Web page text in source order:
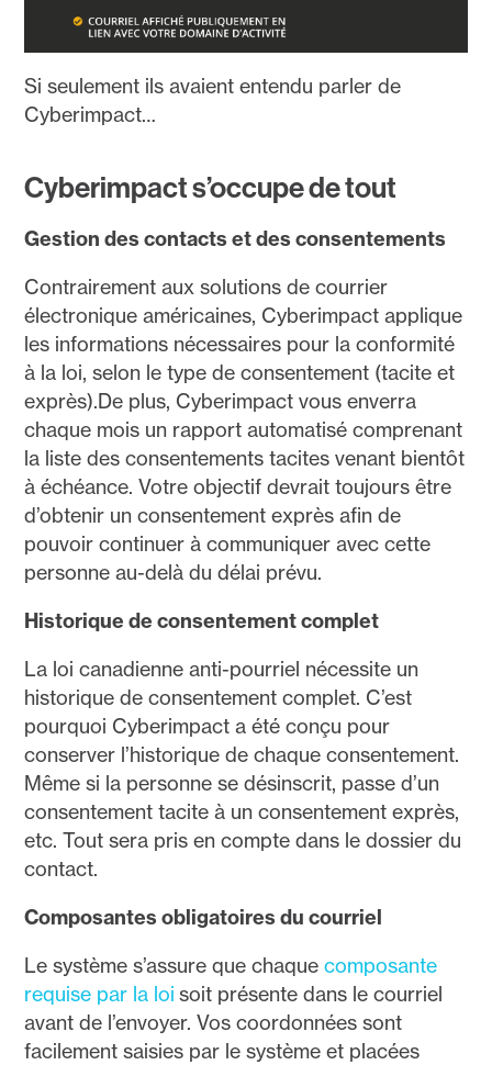
Si seulement ils avaient entendu parler de
Cyberimpact…
Cyberimpact s’occupe de tout
Gestion des contacts et des consentements
Contrairement aux solutions de courrier
électronique américaines, Cyberimpact applique
les informations nécessaires pour la conformité
à la loi, selon le type de consentement (tacite et
exprès).De plus, Cyberimpact vous enverra
chaque mois un rapport automatisé comprenant
la liste des consentements tacites venant bientôt
à échéance. Votre objectif devrait toujours être
d’obtenir un consentement exprès afin de
pouvoir continuer à communiquer avec cette
personne au-delà du délai prévu.
Historique de consentement complet
La loi canadienne anti-pourriel nécessite un
historique de consentement complet. C’est
pourquoi Cyberimpact a été conçu pour
conserver l’historique de chaque consentement.
Même si la personne se désinscrit, passe d’un
consentement tacite à un consentement exprès,
etc. Tout sera pris en compte dans le dossier du
contact.
Composantes obligatoires du courriel
Le système s’assure que chaquecomposante
requise par la loi soit présente dans le courriel
avant de l’envoyer. Vos coordonnées sont
facilement saisies par le système et placées